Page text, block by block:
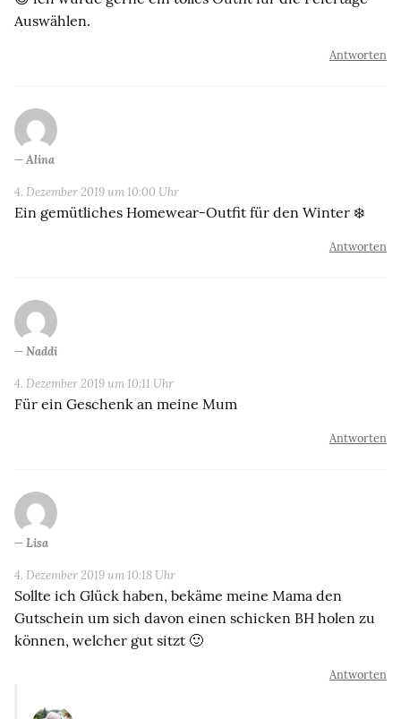
Auswählen.
Antworten
Alina
4. Dezember 2019 um 10:00 Uhr
Ein gemütliches Homewear-Outfit für den Winter ❄️
Antworten
Naddi
4. Dezember 2019 um 10:11 Uhr
Für ein Geschenk an meine Mum
Antworten
Lisa
4. Dezember 2019 um 10:18 Uhr
Sollte ich Glück haben, bekäme meine Mama den
Gutschein um sich davon einen schicken BH holen zu
können, welcher gut sitzt 🙂
Antworten